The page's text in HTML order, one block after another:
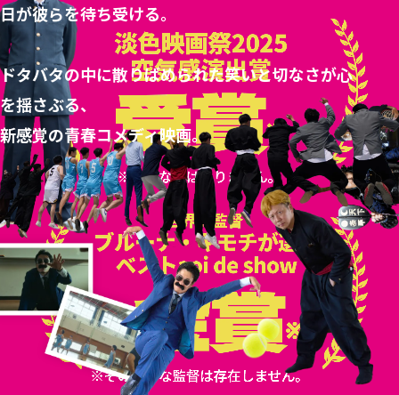
日が彼らを待ち受ける。
ドタバタの中に散りばめられた笑いと切なさが心
を揺さぶる、
新感覚の青春コメディ映画。